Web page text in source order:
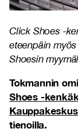
Click Shoes -
eteenpäin
Shoesin
Tokmannin
Shoes -
tienoilla.